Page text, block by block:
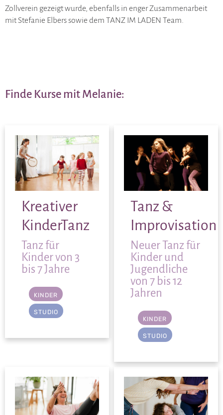
Zollverein gezeigt wurde, ebenfalls in enger Zusammenarbeit
mit Stefanie Elbers sowie dem TANZ IM LADEN Team.
Finde Kurse mit Melanie:
Kreativer
KinderTanz
Tanz für
Kinder von 3
bis 7 Jahre
KINDER
STUDIO
Tanz &
Improvisation
Neuer Tanz für
Kinder und
Jugendliche
von 7 bis 12
Jahren
KINDER
STUDIO